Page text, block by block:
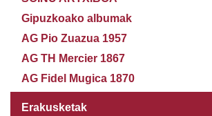
Gipuzkoako albumak
AG Pio Zuazua 1957
AG TH Mercier 1867
AG Fidel Mugica 1870
Erakusketak